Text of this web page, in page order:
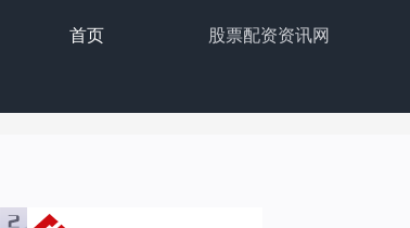
首页 股票配资资讯网